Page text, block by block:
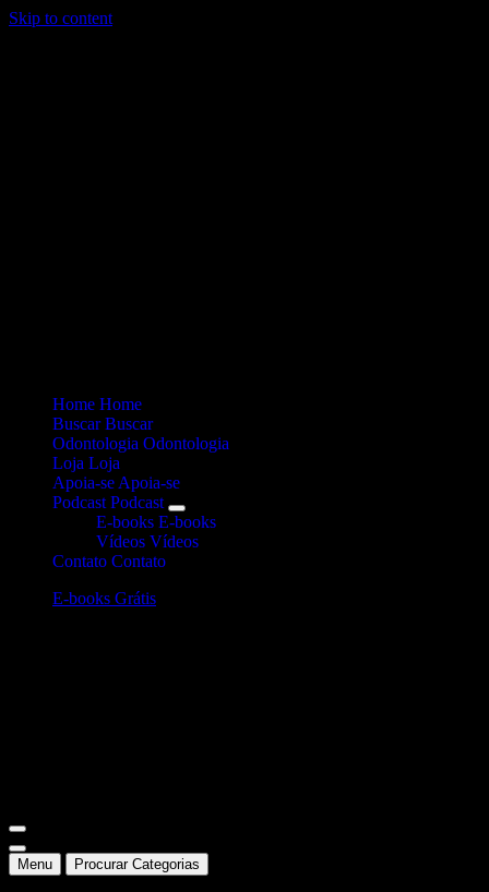
Skip to content
Home Home
Buscar Buscar
Odontologia Odontologia
Loja Loja
Apoia-se Apoia-se
Podcast Podcast
E-books E-books
Vídeos Vídeos
Contato Contato
E-books Grátis
Menu Procurar Categorias